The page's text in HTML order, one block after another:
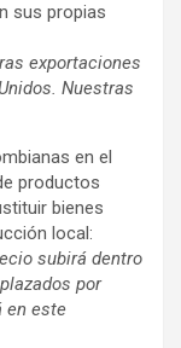
sus propias
exportaciones
Nuestras
en el
productos
bienes
local:
subirá dentro
por
en este